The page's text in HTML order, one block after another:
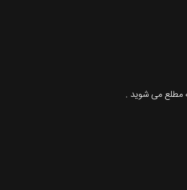
مطلع می شوید .